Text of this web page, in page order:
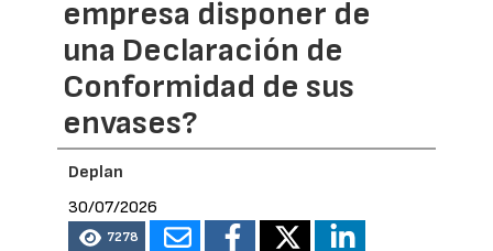
empresa disponer de
una Declaración de
Conformidad de sus
envases?
Deplan
30/07/2026
7278